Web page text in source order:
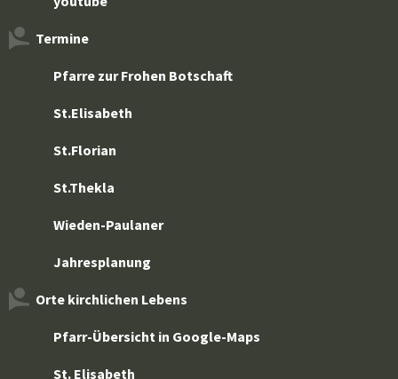
Termine
Pfarre zur Frohen Botschaft
St.Elisabeth
St.Florian
St.Thekla
Wieden-Paulaner
Jahresplanung
Orte kirchlichen Lebens
Pfarr-Übersicht in Google-Maps
St. Elisabeth